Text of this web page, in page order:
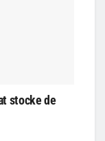
stocke de